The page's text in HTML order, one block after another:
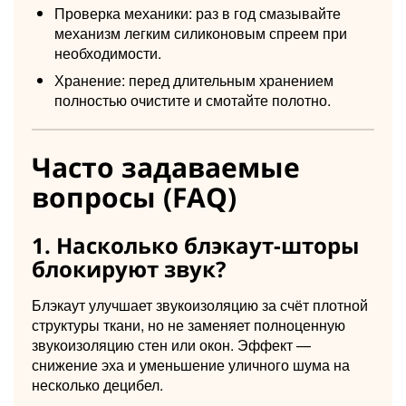
Проверка механики: раз в год смазывайте
механизм легким силиконовым спреем при
необходимости.
Хранение: перед длительным хранением
полностью очистите и смотайте полотно.
Часто задаваемые
вопросы (FAQ)
1. Насколько блэкаут-шторы
блокируют звук?
Блэкаут улучшает звукоизоляцию за счёт плотной
структуры ткани, но не заменяет полноценную
звукоизоляцию стен или окон. Эффект —
снижение эха и уменьшение уличного шума на
несколько децибел.